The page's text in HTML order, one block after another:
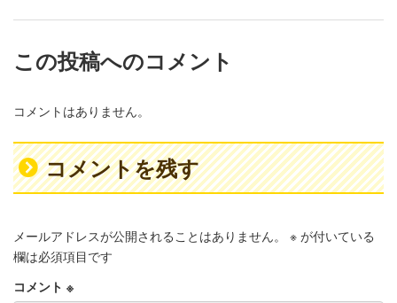
この投稿へのコメント
コメントはありません。
コメントを残す
メールアドレスが公開されることはありません。 ※ が付いている
欄は必須項目です
コメント ※